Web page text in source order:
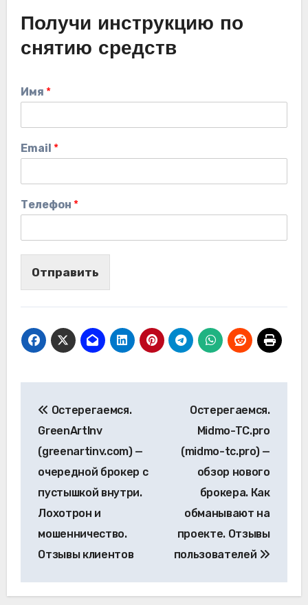
Получи инструкцию по
снятию средств
Имя *
Email *
Телефон *
Отправить
по
записям
Остерегаемся.
GreenArtInv
(greenartinv.com) —
очередной брокер с
пустышкой внутри.
Лохотрон и
мошенничество.
Отзывы клиентов
Остерегаемся.
Midmo-TC.pro
(midmo-tc.pro) —
обзор нового
брокера. Как
обманывают на
проекте. Отзывы
пользователей